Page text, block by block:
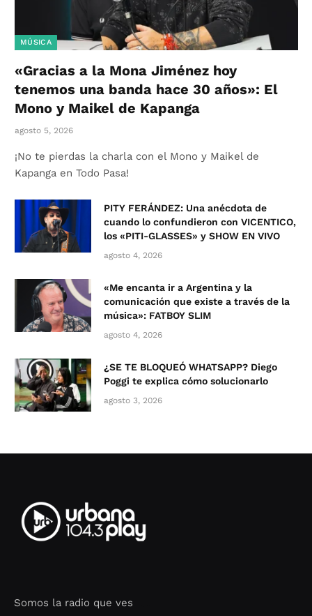
MÚSICA
«Gracias a la Mona Jiménez hoy
tenemos una banda hace 30 años»: El
Mono y Maikel de Kapanga
agosto 5, 2026
¡No te pierdas la charla con el Mono y Maikel de
Kapanga en Todo Pasa!
PITY FERÁNDEZ: Una anécdota de
cuando lo confundieron con VICENTICO,
los «PITI-GLASSES» y SHOW EN VIVO
agosto 4, 2026
«Me encanta ir a Argentina y la
comunicación que existe a través de la
música»: FATBOY SLIM
agosto 4, 2026
¿SE TE BLOQUEÓ WHATSAPP? Diego
Poggi te explica cómo solucionarlo
agosto 3, 2026
Somos la radio que ves